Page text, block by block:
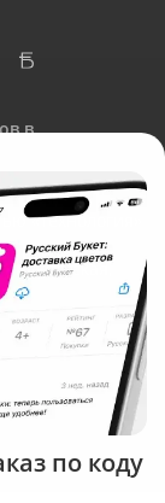
в
«Технология»
по коду